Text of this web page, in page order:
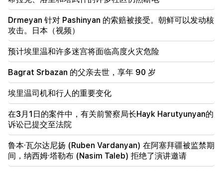
亚美尼亚产品向俄罗斯市场出口的不合理限制令人担
忧。鲁宾扬 到 马特维延科
18:11
努巴拉申垃圾填埋场发生的悲惨事件
Drmeyan 针对 Pashinyan 的索赔被接受。朝鲜可以发动核
攻击。日本（视频）
预计埃里温和许多迷宫将面临高度火灾危险
Bagrat Srbazan 的父亲去世，享年 90 岁
埃里温司机和行人的重要变化
在3月1日的案件中，有关前警察局长Hayk Harutyunyan的
诉讼已提交至法院
鲁本·瓦尔达尼扬 (Ruben Vardanyan) 在阿塞拜疆被监禁期
间，纳西姆·塔勒布 (Nasim Taleb) 拒绝了演讲邀请